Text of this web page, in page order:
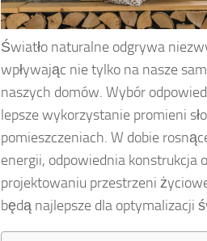
Światło naturalne odgrywa
wpływając nie tylko na nasze
naszych domów. Wybór
lepsze wykorzystanie promieni
pomieszczeniach. W dobie
energii, odpowiednia konstrukcja
projektowaniu przestrzeni
będą najlepsze dla optymalizacji